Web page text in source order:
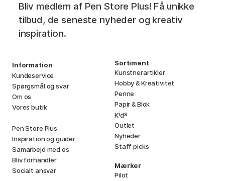
Bliv medlem af Pen Store Plus! Få unikke
tilbud, de seneste nyheder og kreativ
inspiration.
Information
Kundeservice
Spørgsmål og svar
Om os
Vores butik
Pen Store Plus
Inspiration og guider
Samarbejd med os
Bliv forhandler
Socialt ansvar
Sortiment
Kunstnerartikler
Hobby & Kreativitet
Penne
Papir & Blok
Kids
Outlet
Nyheder
Staff picks
Mærker
Pilot